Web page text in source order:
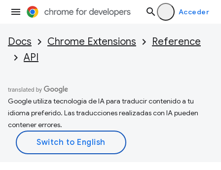
Acceder
Docs Chrome Extensions
Reference
API
Google utiliza tecnología de IA para traducir contenido a tu
idioma preferido. Las traducciones realizadas con IA pueden
contener errores.